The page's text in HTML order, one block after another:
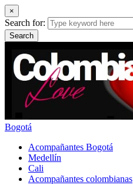
×
Search for:
Search
Bogotá
Acompañantes Bogotá
Medellín
Cali
Acompañantes colombianas